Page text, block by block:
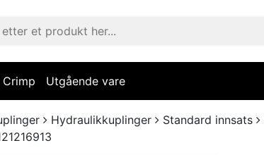
Crimp Utgående vare
Hydraulikkuplinger Standard innsats